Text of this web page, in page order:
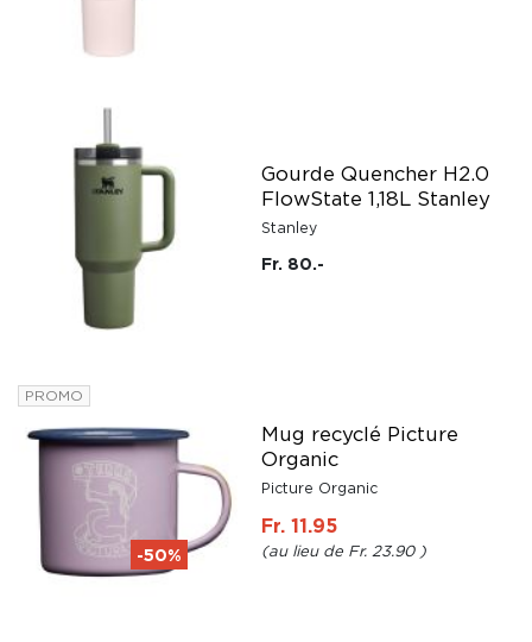
Gourde Quencher H2.0
FlowState 1,18L Stanley
Stanley
Fr. 80.-
PROMO
Mug recyclé Picture
Organic
Picture Organic
Fr. 11.95
Fr. 23.90
-50%